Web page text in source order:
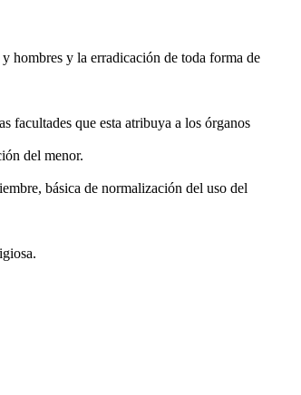
hombres y la erradicación de toda forma de
facultades que esta atribuya a los órganos
del menor.
básica de normalización del uso del